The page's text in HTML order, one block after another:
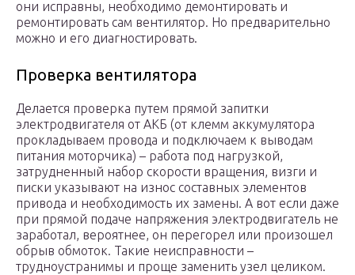
они исправны, необходимо демонтировать и
ремонтировать сам вентилятор. Но предварительно
можно и его диагностировать.
Проверка вентилятора
Делается проверка путем прямой запитки
электродвигателя от АКБ (от клемм аккумулятора
прокладываем провода и подключаем к выводам
питания моторчика) – работа под нагрузкой,
затрудненный набор скорости вращения, визги и
писки указывают на износ составных элементов
привода и необходимость их замены. А вот если даже
при прямой подаче напряжения электродвигатель не
заработал, вероятнее, он перегорел или произошел
обрыв обмоток. Такие неисправности –
трудноустранимы и проще заменить узел целиком.